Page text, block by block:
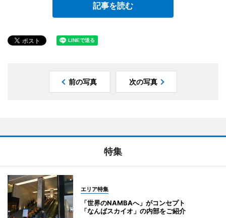
記事を読む
前の写真 次の写真
特集
エリア特集
「世界のNAMBAへ」がコンセプト
「なんばスカイオ」の内部をご紹介